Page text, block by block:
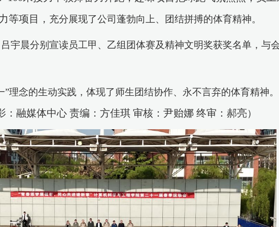
等项目， 充分展现了公司蓬勃向上、团结拼搏的体育精神。
吕宇晨分别 宣读员工甲、乙组团体赛及精神文明奖获奖名单，与
”理念的生动实践 ， 体现了师生团结协作、永不言弃的体育精神。
：融媒体中心 责编：方佳琪 审核：尹贻娜 终审：郝亮）